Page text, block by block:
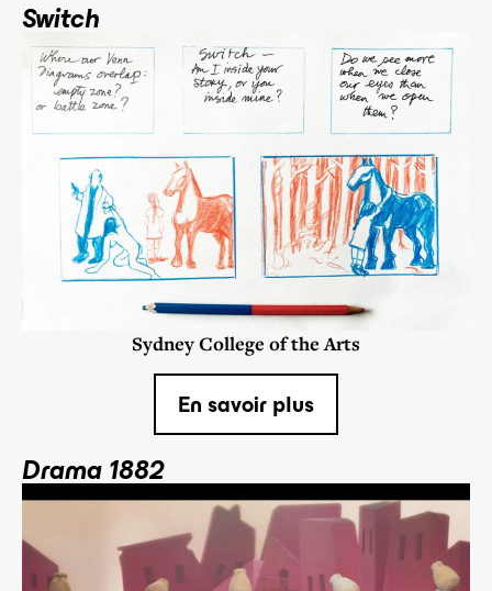
Switch
Sydney College of the Arts
En savoir plus
Drama 1882